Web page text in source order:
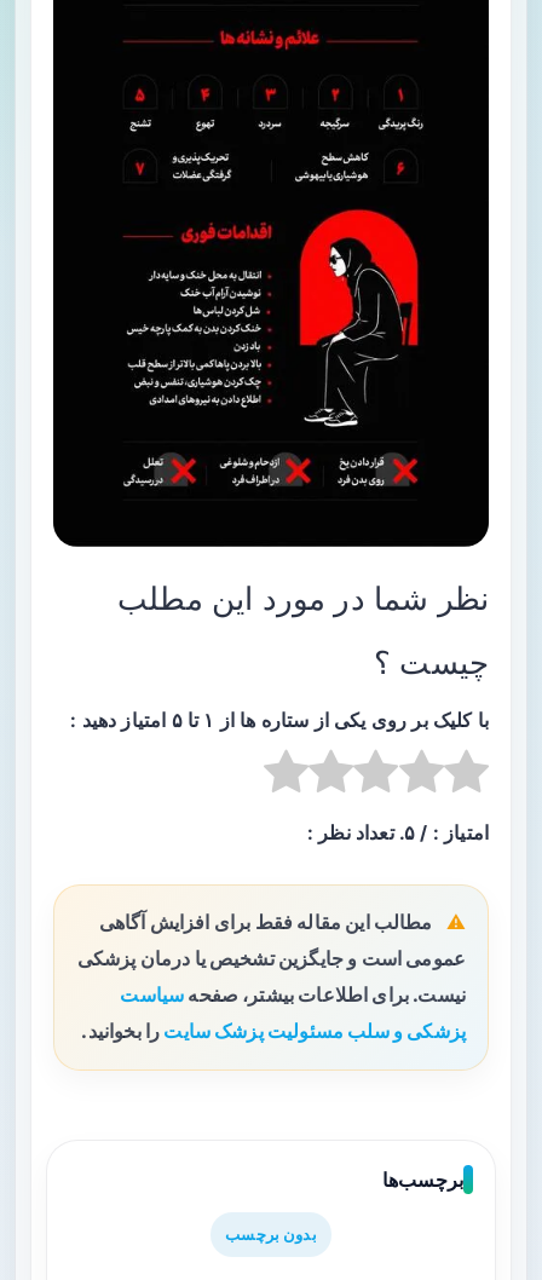
نظر شما در مورد این مطلب
چیست ؟
با کلیک بر روی یکی از ستاره ها از ۱ تا ۵ امتیاز دهید :
امتیاز : / ۵. تعداد نظر :
مطالب این مقاله فقط برای افزایش آگاهی
عمومی است و جایگزین تشخیص یا درمان پزشکی
نیست. برای اطلاعات بیشتر، صفحه سیاست
پزشکی و سلب مسئولیت پزشک سایت را بخوانید.
برچسب‌ها
بدون برچسب